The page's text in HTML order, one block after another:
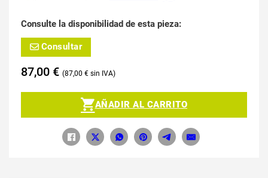
Consulte la disponibilidad de esta pieza:
Consultar
87,00 € 87,00 €
AÑADIR AL CARRITO